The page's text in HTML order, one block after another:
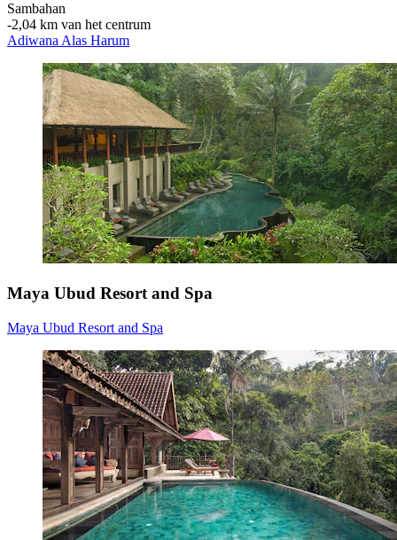
Sambahan
‐2,04 km van het centrum
Adiwana Alas Harum
Maya Ubud Resort and Spa
Maya Ubud Resort and Spa